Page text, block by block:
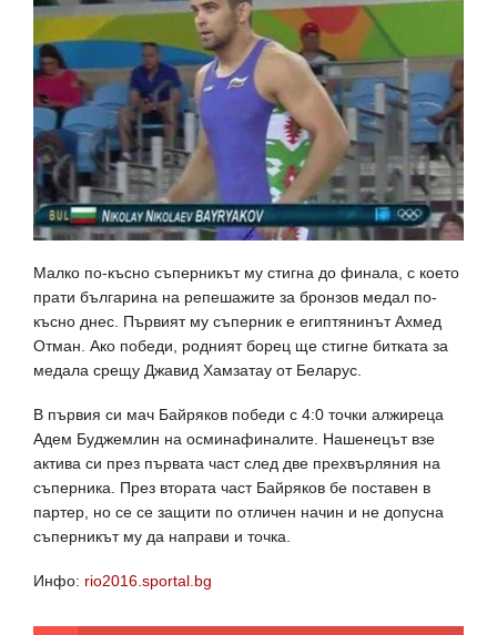
Малко по-късно съперникът му стигна до финала, с което
прати българина на репешажите за бронзов медал по-
късно днес. Първият му съперник е египтянинът Ахмед
Отман. Ако победи, родният борец ще стигне битката за
медала срещу Джавид Хамзатау от Беларус.
В първия си мач Байряков победи с 4:0 точки алжиреца
Адем Буджемлин на осминафиналите. Нашенецът взе
актива си през първата част след две прехвърляния на
съперника. През втората част Байряков бе поставен в
партер, но се се защити по отличен начин и не допусна
съперникът му да направи и точка.
Инфо: rio2016.sportal.bg